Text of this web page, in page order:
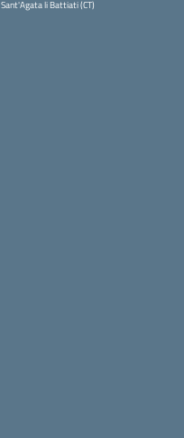
Sant'Agata li Battiati (CT)
— Visita la pagina iniziale della scuola